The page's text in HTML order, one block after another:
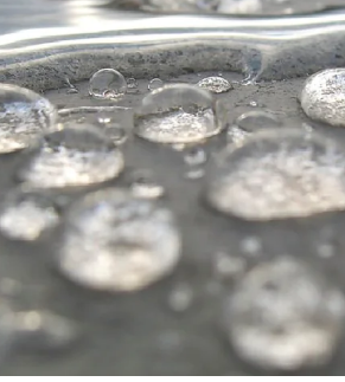
внешний блок сплит-системы,
холодного водоснабжения и поместить
на пластинчатый водо-
к баку-аккумулятору 2, например,
расход холодной воды через
или регулятора перепада давления 3.